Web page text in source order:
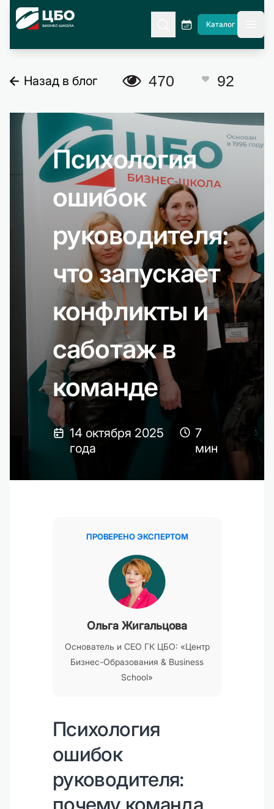
CBO
Каталог
Назад в блог A 470 C 92
Психология
ошибок
руководителя:
что запускает
конфликты и
саботаж в
команде
14 октября 2025
года
7
мин
ПРОВЕРЕНО ЭКСПЕРТОМ
Ольга Жигальцова
Основатель и CEO ГК ЦБО: «Центр
Бизнес-Образования & Business
School»
Психология
ошибок
руководителя: